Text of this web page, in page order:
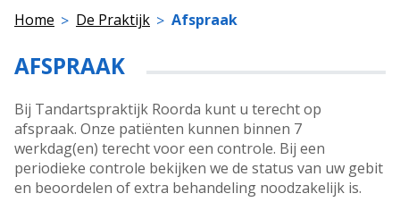
Home De Praktijk Afspraak
AFSPRAAK
Bij Tandartspraktijk Roorda kunt u terecht op
afspraak. Onze patiënten kunnen binnen 7
werkdag(en) terecht voor een controle. Bij een
periodieke controle bekijken we de status van uw gebit
en beoordelen of extra behandeling noodzakelijk is.